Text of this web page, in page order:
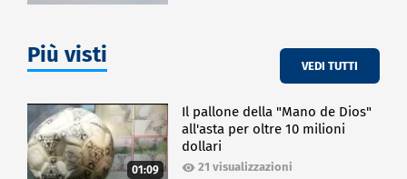
Più visti VEDI TUTTI
01:09
Il pallone della "Mano de Dios"
all'asta per oltre 10 milioni
dollari
21 visualizzazioni